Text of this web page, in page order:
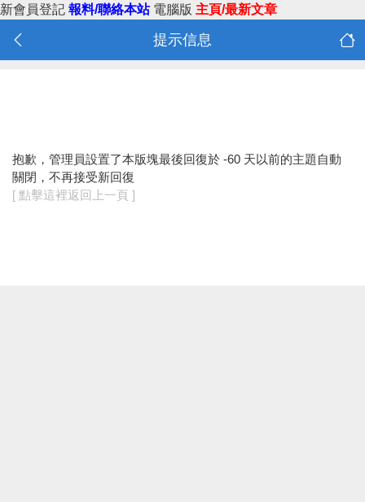
新會員登記 報料/聯絡本站 電腦版 主頁/最新文章
提示信息
抱歉，管理員設置了本版塊最後回復於 -60 天以前的主題自動
關閉，不再接受新回復
[ 點擊這裡返回上一頁 ]